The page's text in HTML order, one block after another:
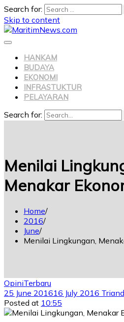
Search for:
Skip to content
HANKAM
BUDAYA
EKONOMI
INFRASTUKTUR
PELAYARAN
Search for:
Menilai
Menakar
Home
2016
June
Menilai Lingkungan,
OpiniTerbaru
25 June 201616 July 2016
Posted at 10:55